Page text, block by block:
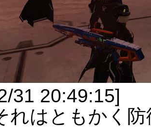
31 20:49:15]
はともかく防